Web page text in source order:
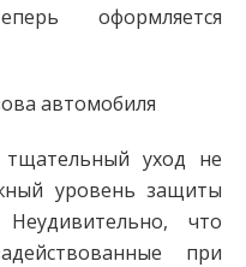
оформляется
уход не
уровень защиты
что
при